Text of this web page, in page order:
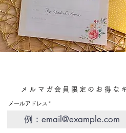
メルマガ会員限定のお得な
メールアドレス